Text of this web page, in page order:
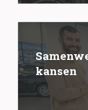
kansen